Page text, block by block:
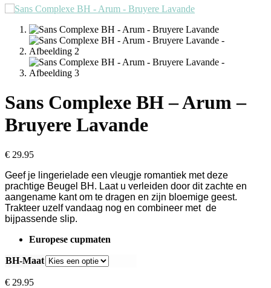
Sans Complexe BH – Arum –
Bruyere Lavande
€ 29.95
Geef je lingerielade een vleugje romantiek met deze
prachtige Beugel BH. Laat u verleiden door dit zachte en
aangename kant om te dragen en zijn bloemige geest.
Trakteer uzelf vandaag nog en combineer met de
bijpassende slip.
Europese cupmaten
BH-Maat
€ 29.95